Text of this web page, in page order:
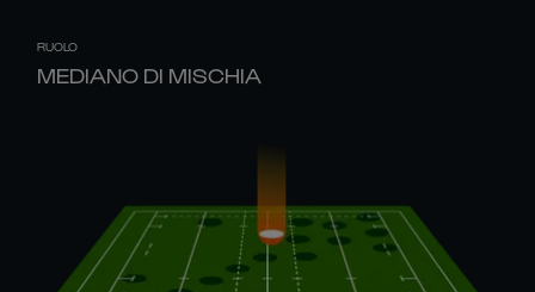
RUOLO
MEDIANO DI MISCHIA